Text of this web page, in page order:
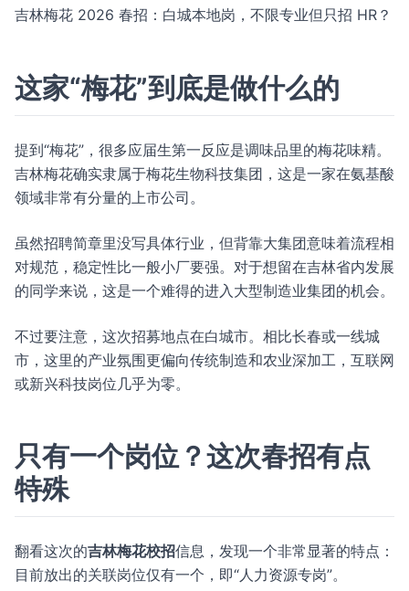
吉林梅花 2026 春招：白城本地岗，不限专业但只招 HR？
这家“梅花”到底是做什么的
提到“梅花”，很多应届生第一反应是调味品里的梅花味精。
吉林梅花确实隶属于梅花生物科技集团，这是一家在氨基酸
领域非常有分量的上市公司。
虽然招聘简章里没写具体行业，但背靠大集团意味着流程相
对规范，稳定性比一般小厂要强。对于想留在吉林省内发展
的同学来说，这是一个难得的进入大型制造业集团的机会。
不过要注意，这次招募地点在白城市。相比长春或一线城
市，这里的产业氛围更偏向传统制造和农业深加工，互联网
或新兴科技岗位几乎为零。
只有一个岗位？这次春招有点
特殊
翻看这次的吉林梅花校招信息，发现一个非常显著的特点：
目前放出的关联岗位仅有一个，即“人力资源专岗”。